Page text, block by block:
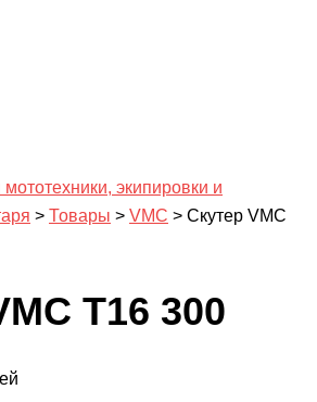
экипировки и
> Товары > VMC > Скутер VMC
T16 300